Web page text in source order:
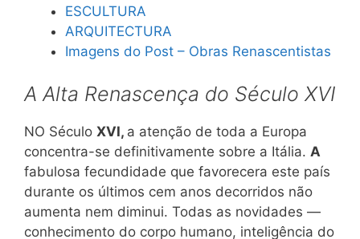
ESCULTURA
ARQUITECTURA
Imagens do Post – Obras Renascentistas
A Alta Renascença do Século XVI
NO Século XVI, a atenção de toda a Europa
concentra-se definitivamente sobre a Itália. A
fabulosa fecundidade que favorecera este país
durante os últimos cem anos decorridos não
aumenta nem diminui. Todas as novidades —
conhecimento do corpo humano, inteligência do